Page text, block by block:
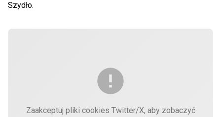
Szydło.
Zaakceptuj pliki cookies Twitter/X, aby zobaczyć